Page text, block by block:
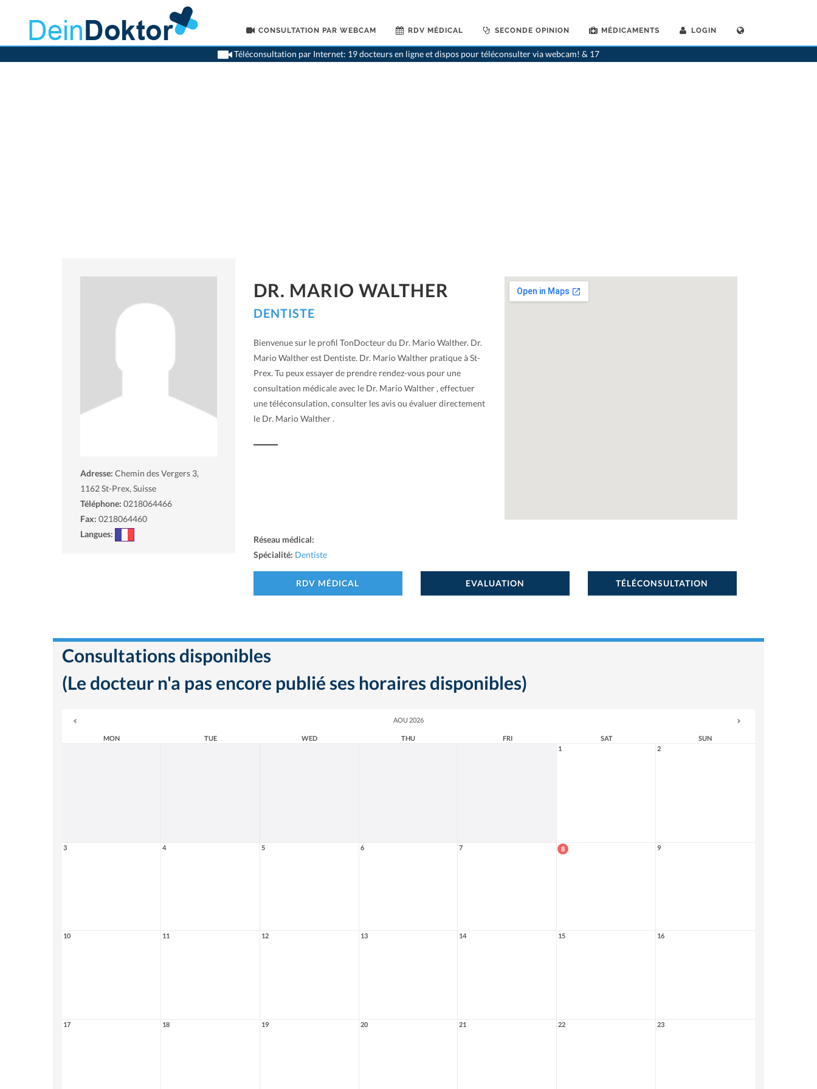
CONSULTATION PAR WEBCAM RDV MÉDICAL SECONDE OPINION MÉDICAMENTS LOGIN
Téléconsultation par Internet: 19 docteurs en ligne et dispos pour téléconsulter via webcam! & 17
>Dentistes>St-Prex>Dr. Mario Walther>Rendez-vous avec Dr. Mario Walther
Adresse: Chemin des Vergers 3,
1162St-Prex, Suisse
Téléphone: 0218064466
Fax: 0218064460
Langues:
DR. MARIO WALTHER
DENTISTE
Bienvenue sur le profil TonDocteur du Dr. Mario Walther. Dr.
Mario Walther est Dentiste. Dr. Mario Walther pratique à St-
Prex. Tu peux essayer de prendre rendez-vous pour une
consultation médicale avec le Dr. Mario Walther , effectuer
une téléconsulation, consulter les avis ou évaluer directement
le Dr. Mario Walther .
Réseau médical:
Spécialité: Dentiste
RDV MÉDICAL EVALUATION TÉLÉCONSULTATION
Consultations disponibles
(Le docteur n'a pas encore publié ses horaires disponibles)
AOU 2026
MON TUE WED THU FRI SAT
SUN
1
2
3 4 5 6 7 8 9
10 11 12 13 14 15 16
17 18 19 20 21 22 23